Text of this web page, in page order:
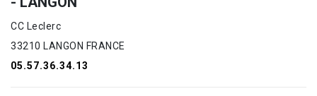
CC Leclerc
33210 LANGON FRANCE
05.57.36.34.13